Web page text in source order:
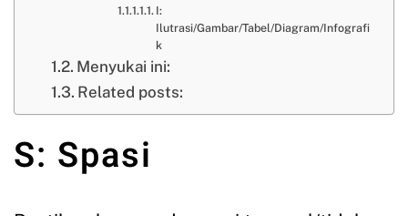
I:
Ilutrasi/Gambar/Tabel/Diagram/Infografi
k
Menyukai ini:
Related posts:
S: Spasi